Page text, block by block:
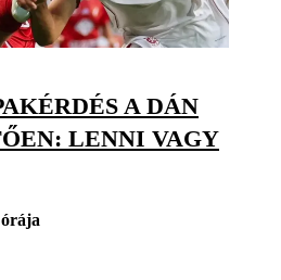
A DÁN
LENNI VAGY